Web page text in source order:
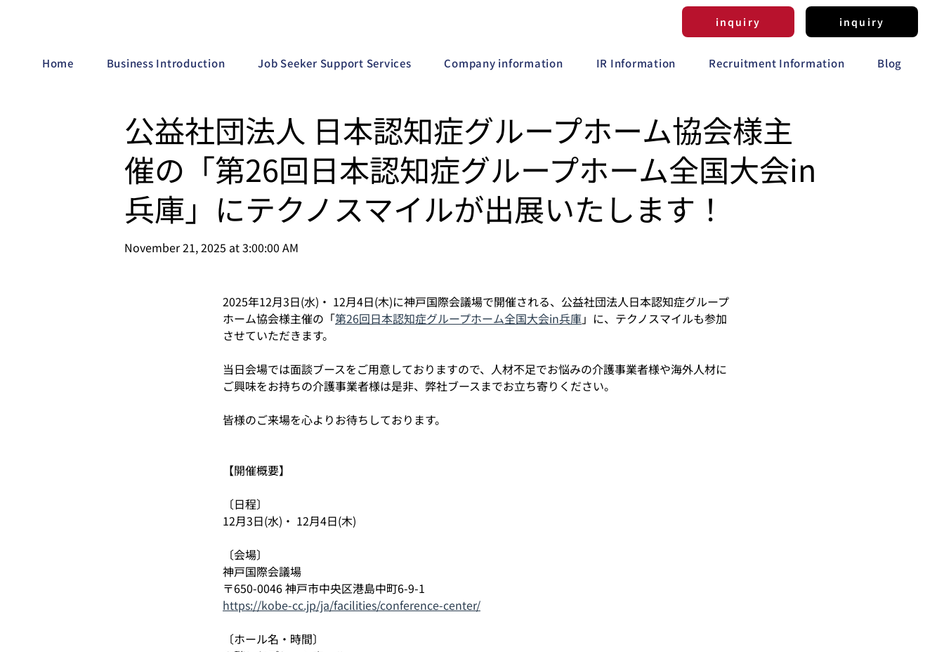
inquiry inquiry
Home Business Introduction Job Seeker Support Services Company information IR Information Recruitment Information Blog
公益社団法人 日本認知症グループホーム協会様主
催の「第26回日本認知症グループホーム全国大会in
兵庫」にテクノスマイルが出展いたします！
November 21, 2025 at 3:00:00 AM
2025年12月3日(水)・ 12月4日(木)に神戸国際会議場で開催される、公益社団法人日本認知症グループ
ホーム協会様主催の「第26回日本認知症グループホーム全国大会in兵庫」に、テクノスマイルも参加
させていただきます。
当日会場では面談ブースをご用意しておりますので、人材不足でお悩みの介護事業者様や海外人材に
ご興味をお持ちの介護事業者様は是非、弊社ブースまでお立ち寄りください。
皆様のご来場を心よりお待ちしております。
【開催概要】
〔日程〕
12月3日(水)・ 12月4日(木)
〔会場〕
神戸国際会議場
〒650-0046 神戸市中央区港島中町6-9-1
https://kobe-cc.jp/ja/facilities/conference-center/
〔ホール名・時間〕